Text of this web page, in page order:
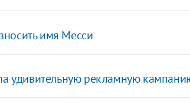
имя Месси
удивительную рекламную